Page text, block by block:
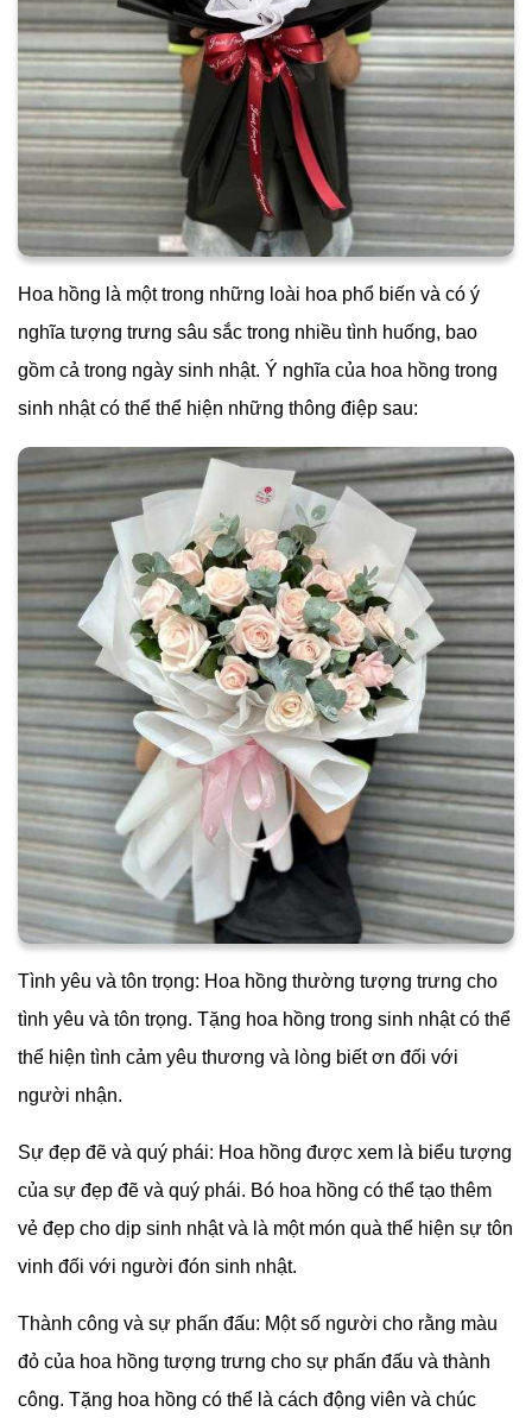
Hoa hồng là một trong những loài hoa phổ biến và có ý
nghĩa tượng trưng sâu sắc trong nhiều tình huống, bao
gồm cả trong ngày sinh nhật. Ý nghĩa của hoa hồng trong
sinh nhật có thể thể hiện những thông điệp sau:
Tình yêu và tôn trọng: Hoa hồng thường tượng trưng cho
tình yêu và tôn trọng. Tặng hoa hồng trong sinh nhật có thể
thể hiện tình cảm yêu thương và lòng biết ơn đối với
người nhận.
Sự đẹp đẽ và quý phái: Hoa hồng được xem là biểu tượng
của sự đẹp đẽ và quý phái. Bó hoa hồng có thể tạo thêm
vẻ đẹp cho dịp sinh nhật và là một món quà thể hiện sự tôn
vinh đối với người đón sinh nhật.
Thành công và sự phấn đấu: Một số người cho rằng màu
đỏ của hoa hồng tượng trưng cho sự phấn đấu và thành
công. Tặng hoa hồng có thể là cách động viên và chúc